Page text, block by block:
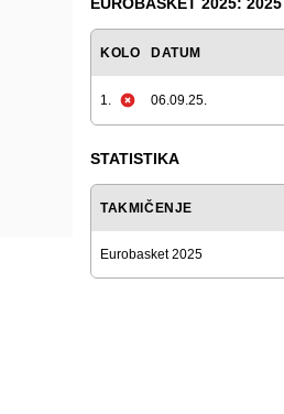
KOLO DATUM
1. 06.09.25.
STATISTIKA
TAKMIČENJE
Eurobasket 2025